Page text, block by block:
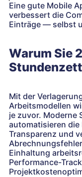
Eine gute Mobile
verbessert die
Einträge — selbst
Warum Sie
Mit der
Arbeitsmodellen
je zuvor. Moderne
automatisieren
Transparenz und
Einhaltung
Performance-